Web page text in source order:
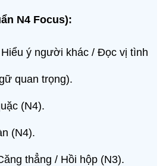
N4 Focus):
Hiểu ý người khác / Đọc vị tình
quan trọng).
(N4).
(N4).
thẳng / Hồi hộp (N3).